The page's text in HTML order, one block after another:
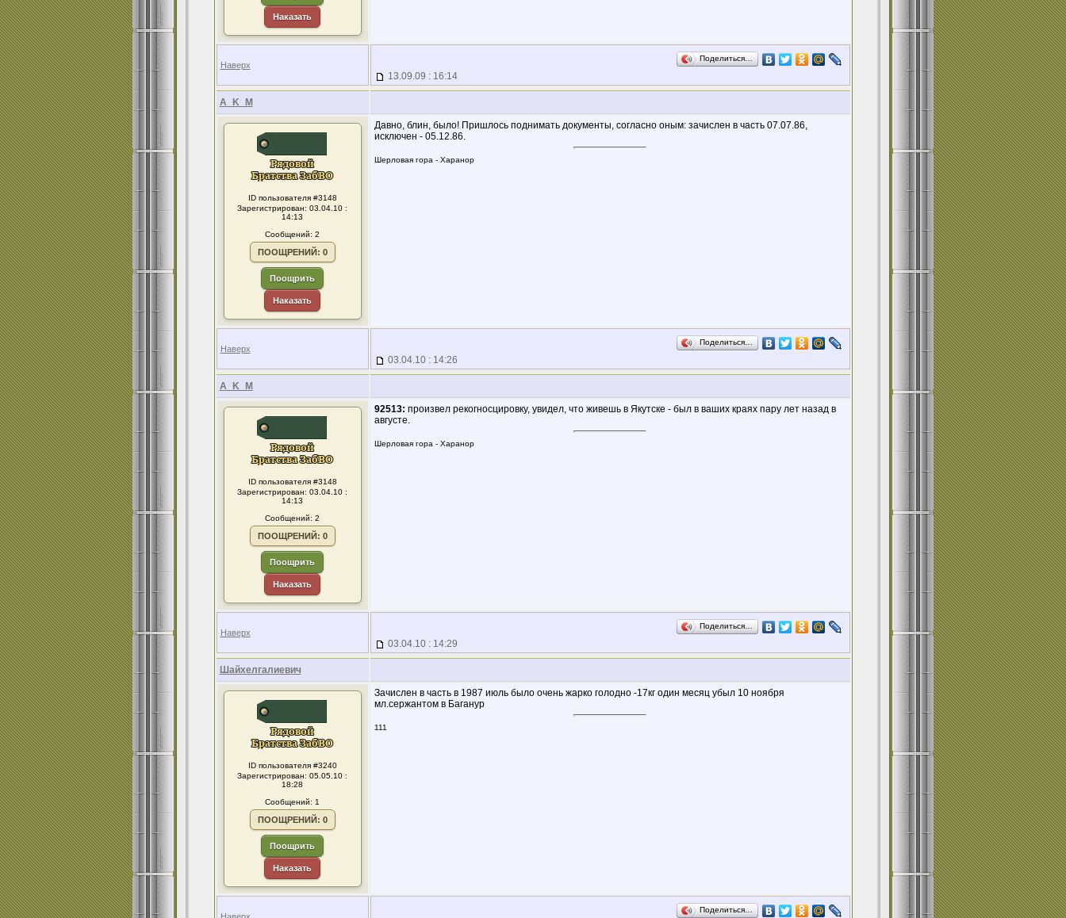
Наказать
Наверх
Поделиться…
13.09.09 : 16:14
A_K_M
ID пользователя #3148
Зарегистрирован: 03.04.10 :
14:13
Сообщений: 2
ПООЩРЕНИЙ: 0
Поощрить
Наказать
Давно, блин, было! Пришлось поднимать документы, согласно оным: зачислен в часть 07.07.86,
исключен - 05.12.86.
Шерловая гора - Харанор
Наверх
Поделиться…
03.04.10 : 14:26
A_K_M
ID пользователя #3148
Зарегистрирован: 03.04.10 :
14:13
Сообщений: 2
ПООЩРЕНИЙ: 0
Поощрить
Наказать
92513: произвел рекогносцировку, увидел, что живешь в Якутске - был в ваших краях пару лет назад в
августе.
Шерловая гора - Харанор
Наверх
Поделиться…
03.04.10 : 14:29
Шайхелгалиевич
ID пользователя #3240
Зарегистрирован: 05.05.10 :
18:28
Сообщений: 1
ПООЩРЕНИЙ: 0
Поощрить
Наказать
Зачислен в часть в 1987 июль было очень жарко голодно -17кг один месяц убыл 10 ноября
мл.сержантом в Баганур
111
Поделиться…